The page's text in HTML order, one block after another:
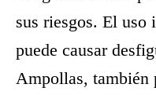
sus riesgos. El uso
puede causar
Ampollas, también